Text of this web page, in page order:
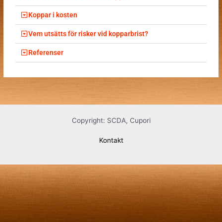
Koppar i kosten
Vem utsätts för risker vid kopparbrist?
Referenser
Copyright: SCDA, Cupori
Kontakt